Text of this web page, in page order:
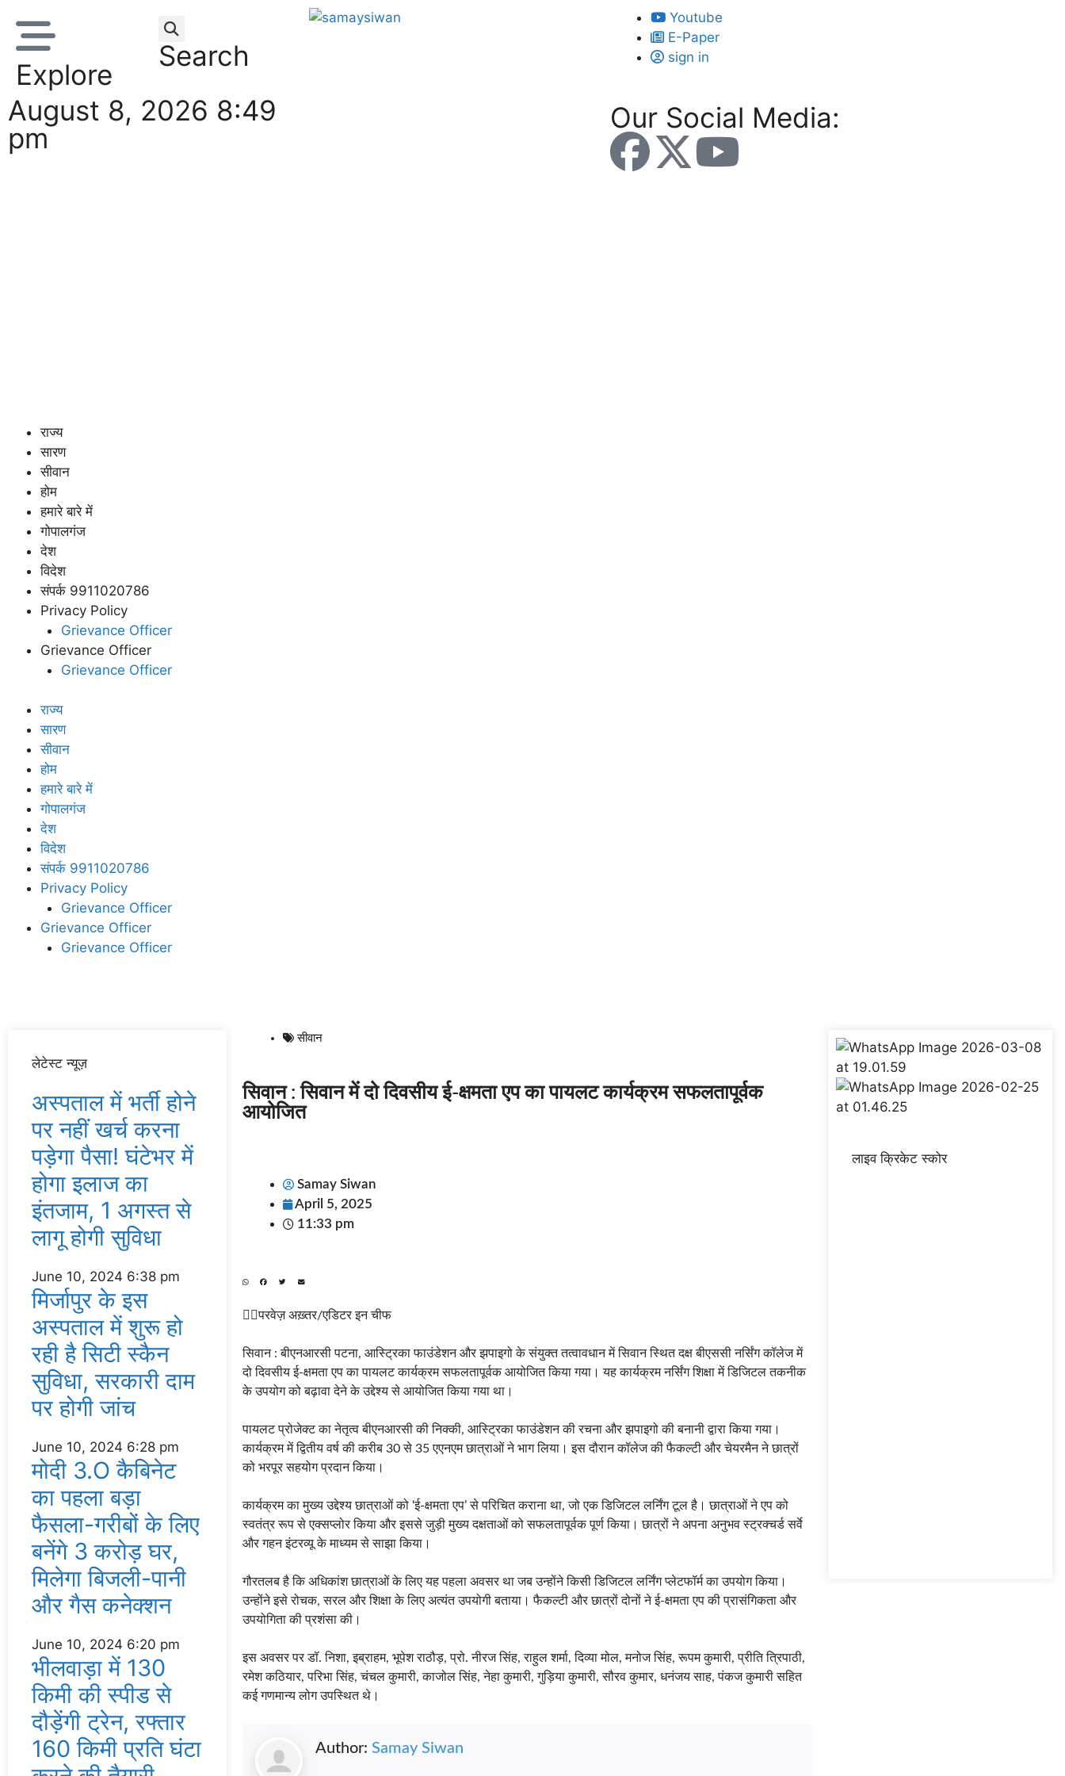
Explore
Search
August 8, 2026 8:49
pm
Youtube
E-Paper
sign in
Our Social Media:
राज्य
सारण
सीवान
होम
हमारे बारे में
गोपालगंज
देश
विदेश
संपर्क 9911020786
Privacy Policy
Grievance Officer
Grievance Officer
Grievance Officer
राज्य
सारण
सीवान
होम
हमारे बारे में
गोपालगंज
देश
विदेश
संपर्क 9911020786
Privacy Policy
Grievance Officer
Grievance Officer
Grievance Officer
लेटेस्ट न्यूज़
अस्‍पताल में भर्ती होने
पर नहीं खर्च करना
पड़ेगा पैसा! घंटेभर में
होगा इलाज का
इंतजाम, 1 अगस्‍त से
लागू होगी सुविधा
June 10, 2024 6:38 pm
मिर्जापुर के इस
अस्पताल में शुरू हो
रही है सिटी स्कैन
सुविधा, सरकारी दाम
पर होगी जांच
June 10, 2024 6:28 pm
मोदी 3.O कैबिनेट
का पहला बड़ा
फैसला-गरीबों के ल‍िए
बनेंगे 3 करोड़ घर,
म‍िलेगा बिजली-पानी
और गैस कनेक्‍शन
June 10, 2024 6:20 pm
भीलवाड़ा में 130
किमी की स्पीड से
दौड़ेंगी ट्रेन, रफ्तार
160 किमी प्रति घंटा
सीवान
सिवान : सिवान में दो दिवसीय ई-क्षमता एप का पायलट कार्यक्रम सफलतापूर्वक
आयोजित
Samay Siwan
April 5, 2025
11:33 pm
✍🏽परवेज़ अख़्तर/एडिटर इन चीफ
सिवान : बीएनआरसी पटना, आस्ट्रिका फाउंडेशन और झपाइगो के संयुक्त तत्वावधान में सिवान स्थित दक्ष बीएससी नर्सिंग कॉलेज में
दो दिवसीय ई-क्षमता एप का पायलट कार्यक्रम सफलतापूर्वक आयोजित किया गया। यह कार्यक्रम नर्सिंग शिक्षा में डिजिटल तकनीक
के उपयोग को बढ़ावा देने के उद्देश्य से आयोजित किया गया था।
पायलट प्रोजेक्ट का नेतृत्व बीएनआरसी की निक्की, आस्ट्रिका फाउंडेशन की रचना और झपाइगो की बनानी द्वारा किया गया।
कार्यक्रम में द्वितीय वर्ष की करीब 30 से 35 एएनएम छात्राओं ने भाग लिया। इस दौरान कॉलेज की फैकल्टी और चेयरमैन ने छात्रों
को भरपूर सहयोग प्रदान किया।
कार्यक्रम का मुख्य उद्देश्य छात्राओं को ‘ई-क्षमता एप’ से परिचित कराना था, जो एक डिजिटल लर्निंग टूल है। छात्राओं ने एप को
स्वतंत्र रूप से एक्सप्लोर किया और इससे जुड़ी मुख्य दक्षताओं को सफलतापूर्वक पूर्ण किया। छात्रों ने अपना अनुभव स्ट्रक्चर्ड सर्वे
और गहन इंटरव्यू के माध्यम से साझा किया।
गौरतलब है कि अधिकांश छात्राओं के लिए यह पहला अवसर था जब उन्होंने किसी डिजिटल लर्निंग प्लेटफॉर्म का उपयोग किया।
उन्होंने इसे रोचक, सरल और शिक्षा के लिए अत्यंत उपयोगी बताया। फैकल्टी और छात्रों दोनों ने ई-क्षमता एप की प्रासंगिकता और
उपयोगिता की प्रशंसा की।
इस अवसर पर डॉ. निशा, इब्राहम, भूपेश राठौड़, प्रो. नीरज सिंह, राहुल शर्मा, दिव्या मोल, मनोज सिंह, रूपम कुमारी, प्रीति त्रिपाठी,
रमेश कठियार, परिभा सिंह, चंचल कुमारी, काजोल सिंह, नेहा कुमारी, गुड़िया कुमारी, सौरव कुमार, धनंजय साह, पंकज कुमारी सहित
कई गणमान्य लोग उपस्थित थे।
Author: Samay Siwan
लाइव क्रिकेट स्कोर